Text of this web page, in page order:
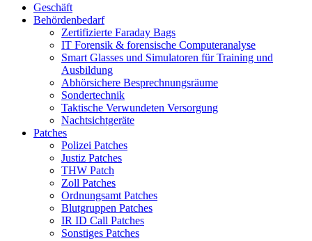
Geschäft
Behördenbedarf
Zertifizierte Faraday Bags
IT Forensik & forensische Computeranalyse
Smart Glasses und Simulatoren für Training und
Ausbildung
Abhörsichere Besprechnungsräume
Sondertechnik
Taktische Verwundeten Versorgung
Nachtsichtgeräte
Patches
Polizei Patches
Justiz Patches
THW Patch
Zoll Patches
Ordnungsamt Patches
Blutgruppen Patches
IR ID Call Patches
Sonstiges Patches